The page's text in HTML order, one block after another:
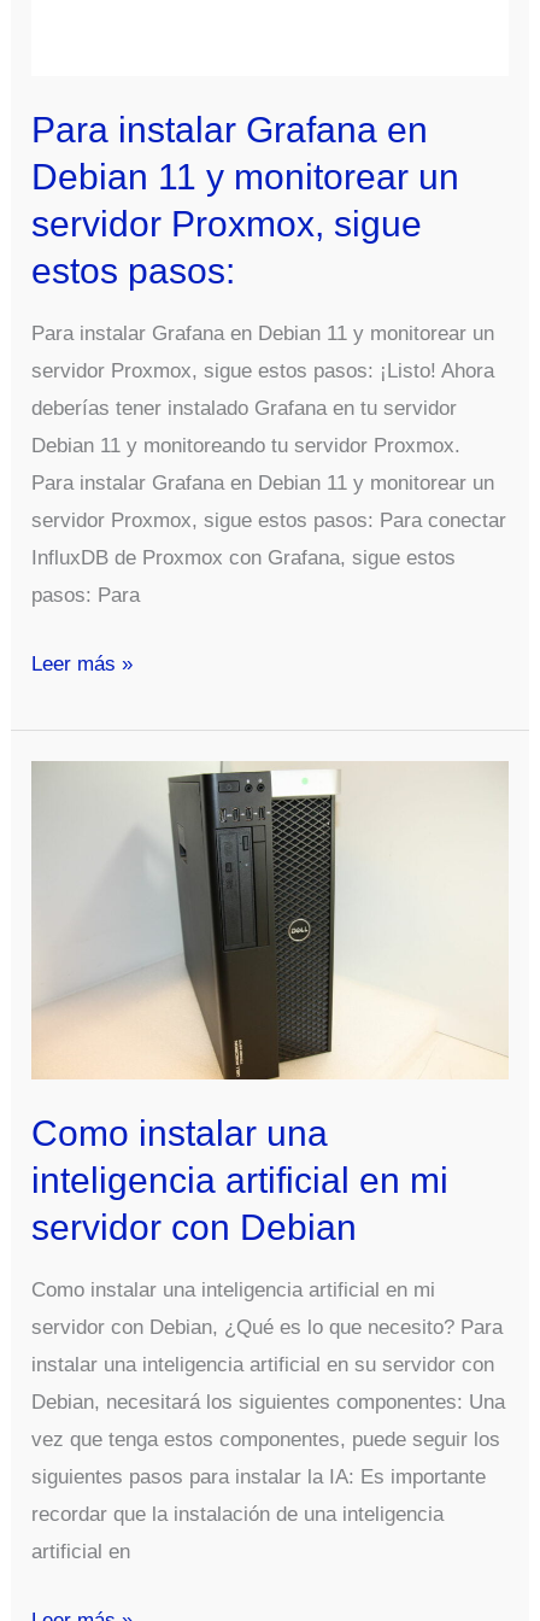
Para instalar Grafana en
Debian 11 y monitorear un
servidor Proxmox, sigue
estos pasos:
Para instalar Grafana en Debian 11 y monitorear un
servidor Proxmox, sigue estos pasos: ¡Listo! Ahora
deberías tener instalado Grafana en tu servidor
Debian 11 y monitoreando tu servidor Proxmox.
Para instalar Grafana en Debian 11 y monitorear un
servidor Proxmox, sigue estos pasos: Para conectar
InfluxDB de Proxmox con Grafana, sigue estos
pasos: Para
Para
Grafana
servidor
pasos:
Leer más »
Como instalar una
inteligencia artificial en mi
servidor con Debian
Como instalar una inteligencia artificial en mi
servidor con Debian, ¿Qué es lo que necesito? Para
instalar una inteligencia artificial en su servidor con
Debian, necesitará los siguientes componentes: Una
vez que tenga estos componentes, puede seguir los
siguientes pasos para instalar la IA: Es importante
recordar que la instalación de una inteligencia
artificial en